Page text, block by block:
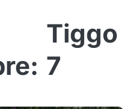
Tiggo
7